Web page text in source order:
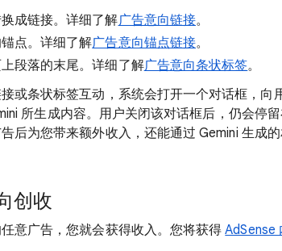
成链接。详细了解广告意向链接。
点。详细了解广告意向锚点链接。
段落的末尾。详细了解广告意向条状标签。
或条状标签互动，系统会打开一个对话框，向
所生成内容。用户关闭该对话框后，仍会停留
后为您带来额外收入，还能通过 Gemini 生成
创收
意广告，您就会获得收入。您将获得AdSense